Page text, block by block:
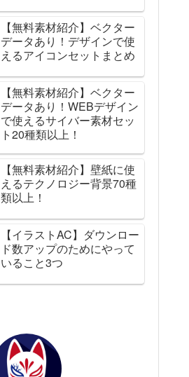
【無料素材紹介】ベクター
データあり！デザインで使
えるアイコンセットまとめ
【無料素材紹介】ベクター
データあり！WEBデザイン
で使えるサイバー素材セッ
ト20種類以上！
【無料素材紹介】壁紙に使
えるテクノロジー背景70種
類以上！
【イラストAC】ダウンロー
ド数アップのためにやって
いること3つ